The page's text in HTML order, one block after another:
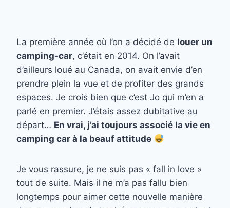
La première année où l’on a décidé de louer un
camping-car, c’était en 2014. On l’avait
d’ailleurs loué au Canada, on avait envie d’en
prendre plein la vue et de profiter des grands
espaces. Je crois bien que c’est Jo qui m’en a
parlé en premier. J’étais assez dubitative au
départ… En vrai, j’ai toujours associé la vie en
camping car à la beauf attitude
Je vous rassure, je ne suis pas « fall in love »
tout de suite. Mais il ne m’a pas fallu bien
longtemps pour aimer cette nouvelle manière